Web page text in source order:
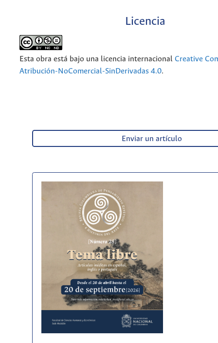
Licencia
Esta obra está bajo una licencia internacional Creative
Atribución-NoComercial-SinDerivadas 4.0.
Enviar un artículo